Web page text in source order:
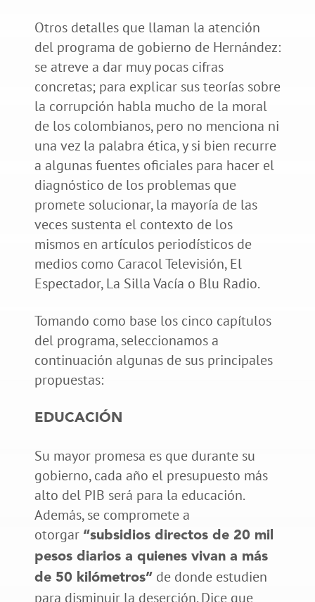
Otros detalles que llaman la atención
del programa de gobierno de Hernández:
se atreve a dar muy pocas cifras
concretas; para explicar sus teorías sobre
la corrupción habla mucho de la moral
de los colombianos, pero no menciona ni
una vez la palabra ética, y si bien recurre
a algunas fuentes oficiales para hacer el
diagnóstico de los problemas que
promete solucionar, la mayoría de las
veces sustenta el contexto de los
mismos en artículos periodísticos de
medios como Caracol Televisión, El
Espectador, La Silla Vacía o Blu Radio.
Tomando como base los cinco capítulos
del programa, seleccionamos a
continuación algunas de sus principales
propuestas:
EDUCACIÓN
Su mayor promesa es que durante su
gobierno, cada año el presupuesto más
alto del PIB será para la educación.
Además, se compromete a
otorgar “subsidios directos de 20 mil
pesos diarios a quienes vivan a más
de 50 kilómetros”de donde estudien
para disminuir la deserción. Dice que